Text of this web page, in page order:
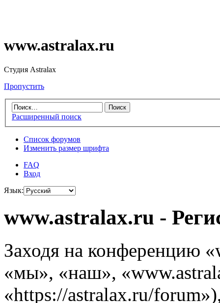
www.astralax.ru
Студия Astralax
Пропустить
Расширенный поиск
Список форумов
Изменить размер шрифта
FAQ
Вход
Язык:
www.astralax.ru -
Заходя на конференцию
«мы», «наш»,
«https://astralax.ru/